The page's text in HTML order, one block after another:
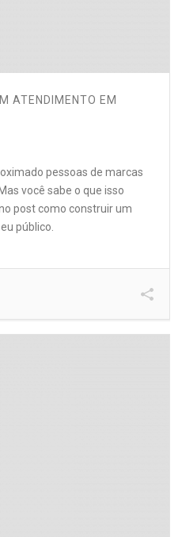
ATENDIMENTO EM
pessoas de marcas
você sabe o que isso
post como construir um
público.